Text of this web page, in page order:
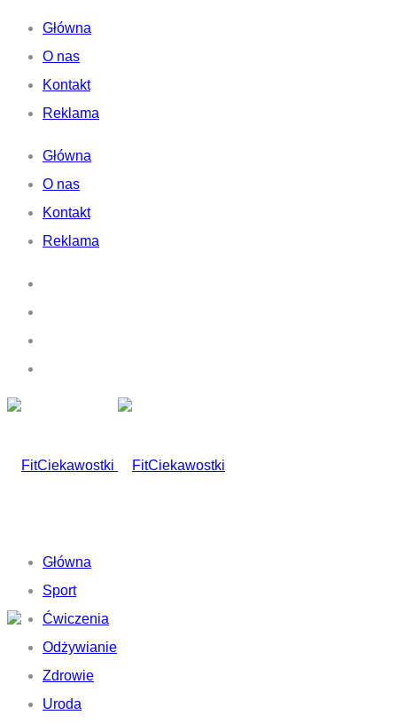
Główna
O nas
Kontakt
Reklama
Główna
O nas
Kontakt
Reklama
Główna
Sport
Ćwiczenia
Odżywianie
Zdrowie
Uroda